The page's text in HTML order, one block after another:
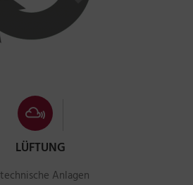
LÜFTUNG
Anlagen